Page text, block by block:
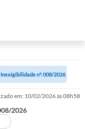
Inexigibilidade n°. 008/2026
em: 10/02/2026 às 08h58
2026